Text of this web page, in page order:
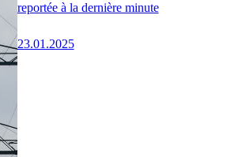
reportée à la dernière minute
23.01.2025